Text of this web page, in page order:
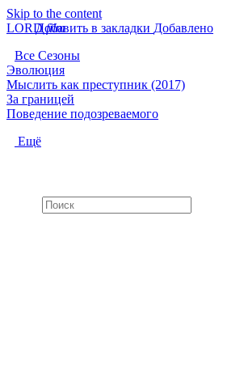
Skip to the content
LORDfilm
Все Сезоны
Эволюция
Мыслить как преступник (2017)
За границей
Поведение подозреваемого
Ещё
Добавить в закладки Добавлено